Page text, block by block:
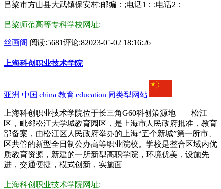
吕梁市方山县大武镇保安村;邮编：;电话1：;电话2：
吕梁师范高等专科学校网址:
丝画阁 阅读:5681评论:82023-05-02 18:16:26
上海科创职业技术学院
亚洲 中国 china 教育 education 同类型网站
上海科创职业技术学院位于长三角G60科创策源地——松江
区，毗邻松江大学城教育园区，是上海市人民政府批准，教育
部备案，由松江区人民政府举办的上海“五个新城”第一所市、
区共管的新型全日制公办高等职业院校。学校是整合区域内优
质教育资源，新建的一所新型高职学院，环境优美，设施先
进，交通便捷，模式创新，实施面
上海科创职业技术学院网址: